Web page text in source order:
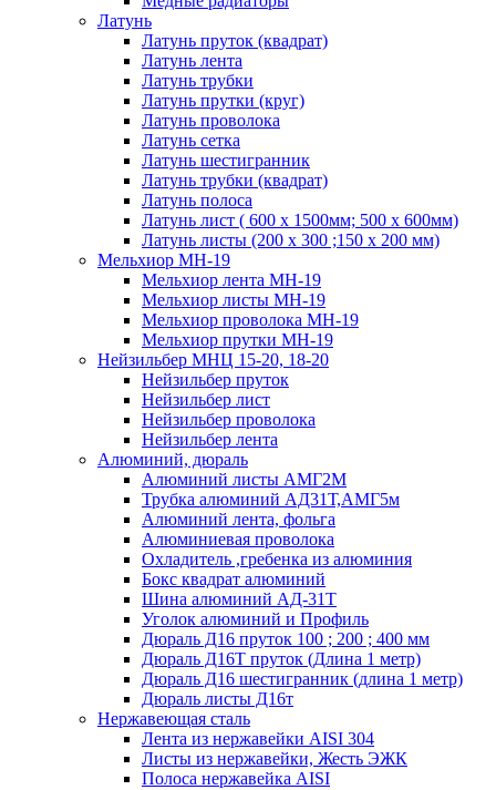
Латунь
Латунь пруток (квадрат)
Латунь лента
Латунь трубки
Латунь прутки (круг)
Латунь проволока
Латунь сетка
Латунь шестигранник
Латунь трубки (квадрат)
Латунь полоса
Латунь лист ( 600 х 1500мм; 500 х 600мм)
Латунь листы (200 х 300 ;150 х 200 мм)
Мельхиор МН-19
Мельхиор лента МН-19
Мельхиор листы МН-19
Мельхиор проволока МН-19
Мельхиор прутки МН-19
Нейзильбер МНЦ 15-20, 18-20
Нейзильбер пруток
Нейзильбер лист
Нейзильбер проволока
Нейзильбер лента
Алюминий, дюраль
Алюминий листы АМГ2М
Трубка алюминий АД31Т,АМГ5м
Алюминий лента, фольга
Алюминиевая проволока
Охладитель ,гребенка из алюминия
Бокс квадрат алюминий
Шина алюминий АД-31Т
Уголок алюминий и Профиль
Дюраль Д16 пруток 100 ; 200 ; 400 мм
Дюраль Д16Т пруток (Длина 1 метр)
Дюраль Д16 шестигранник (длина 1 метр)
Дюраль листы Д16т
Нержавеющая сталь
Лента из нержавейки AISI 304
Листы из нержавейки, Жесть ЭЖК
Полоса нержавейка АISI